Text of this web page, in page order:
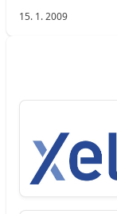
15. 1. 2009